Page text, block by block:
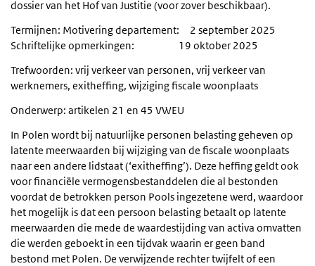
dossier van het Hof van Justitie (voor zover beschikbaar).
Termijnen: Motivering departement: 2 september 2025
Schriftelijke opmerkingen: 19 oktober 2025
Trefwoorden: vrij verkeer van personen, vrij verkeer van
werknemers, exitheffing, wijziging fiscale woonplaats
Onderwerp: artikelen 21 en 45 VWEU
In Polen wordt bij natuurlijke personen belasting geheven op
latente meerwaarden bij wijziging van de fiscale woonplaats
naar een andere lidstaat (‘exitheffing’). Deze heffing geldt ook
voor financiële vermogensbestanddelen die al bestonden
voordat de betrokken person Pools ingezetene werd, waardoor
het mogelijk is dat een persoon belasting betaalt op latente
meerwaarden die mede de waardestijding van activa omvatten
die werden geboekt in een tijdvak waarin er geen band
bestond met Polen. De verwijzende rechter twijfelt of een